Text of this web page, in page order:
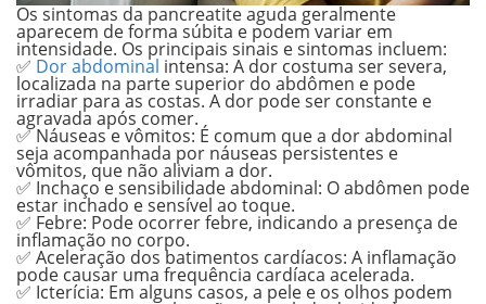
Os sintomas da pancreatite agudageralmente
aparecem de forma súbita e podem variar em
intensidade. Os principais sinais e sintomas incluem:
✅ Dor abdominal intensa: A dor costuma ser severa,
localizada na parte superior do abdômen e pode
irradiar para as costas. A dor pode ser constante e
agravada após comer.
✅ Náuseas e vômitos: É comum que a dor abdominal
seja acompanhada por náuseas persistentes e
vômitos, que não aliviam a dor.
✅ Inchaço e sensibilidade abdominal: O abdômen pode
estar inchado e sensível ao toque.
✅ Febre: Pode ocorrer febre, indicando a presença de
inflamação no corpo.
✅ Aceleração dos batimentos cardíacos: A inflamação
pode causar uma frequência cardíaca acelerada.
✅ Icterícia: Em alguns casos, a pele e os olhos podem